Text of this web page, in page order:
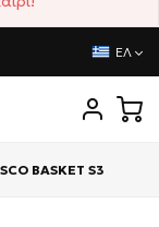
ΕΛ
BASKET S3